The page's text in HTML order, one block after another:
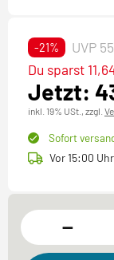
-21% UVP
Jetzt:
Du sparst
inkl. 19% USt., zzgl.
Sofort
Vor 15:00
-